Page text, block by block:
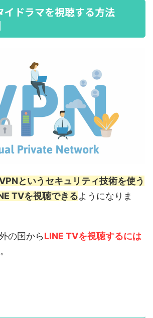
イドラマを視聴する方法
というセキュリティ技術を使う
TVを視聴できるようになりま
の国からLINE TVを視聴するには